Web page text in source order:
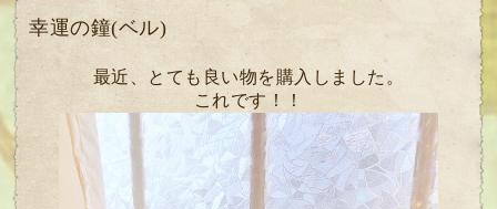
幸運の鐘(ベル)
最近、とても良い物を購入しました。
これです！！